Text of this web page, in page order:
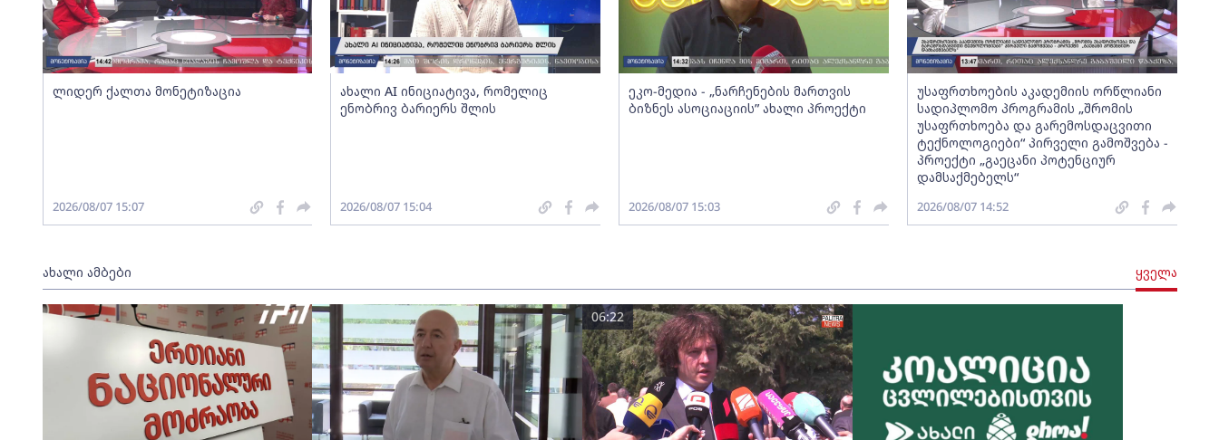
ლიდერ ქალთა მონეტიზაცია
2026/08/07 15:07
ახალი AI ინიციატივა, რომელიც
ენობრივ ბარიერს შლის
2026/08/07 15:04
ეკო-მედია - „ნარჩენების მართვის
ბიზნეს ასოციაციის” ახალი პროექტი
2026/08/07 15:03
უსაფრთხოების აკადემიის ორწლიანი
სადიპლომო პროგრამის „შრომის
უსაფრთხოება და გარემოსდაცვითი
ტექნოლოგიები“ პირველი გამოშვება -
პროექტი „გაეცანი პოტენციურ
დამსაქმებელს“
2026/08/07 14:52
ახალი ამბები ყველა
06:22